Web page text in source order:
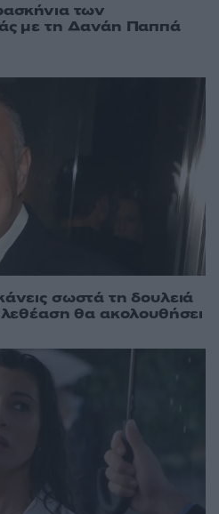
των
με τη Δανάη Παππά
σωστά τη δουλειά
θα ακολουθήσει